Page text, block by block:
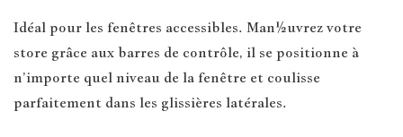
Idéal pour les fenêtres accessibles. Man½uvrez votre
store grâce aux barres de contrôle, il se positionne à
n’importe quel niveau de la fenêtre et coulisse
parfaitement dans les glissières latérales.